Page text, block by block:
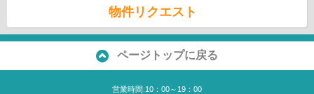
物件リクエスト
ページトップに戻る
営業時間:10：00～19：00